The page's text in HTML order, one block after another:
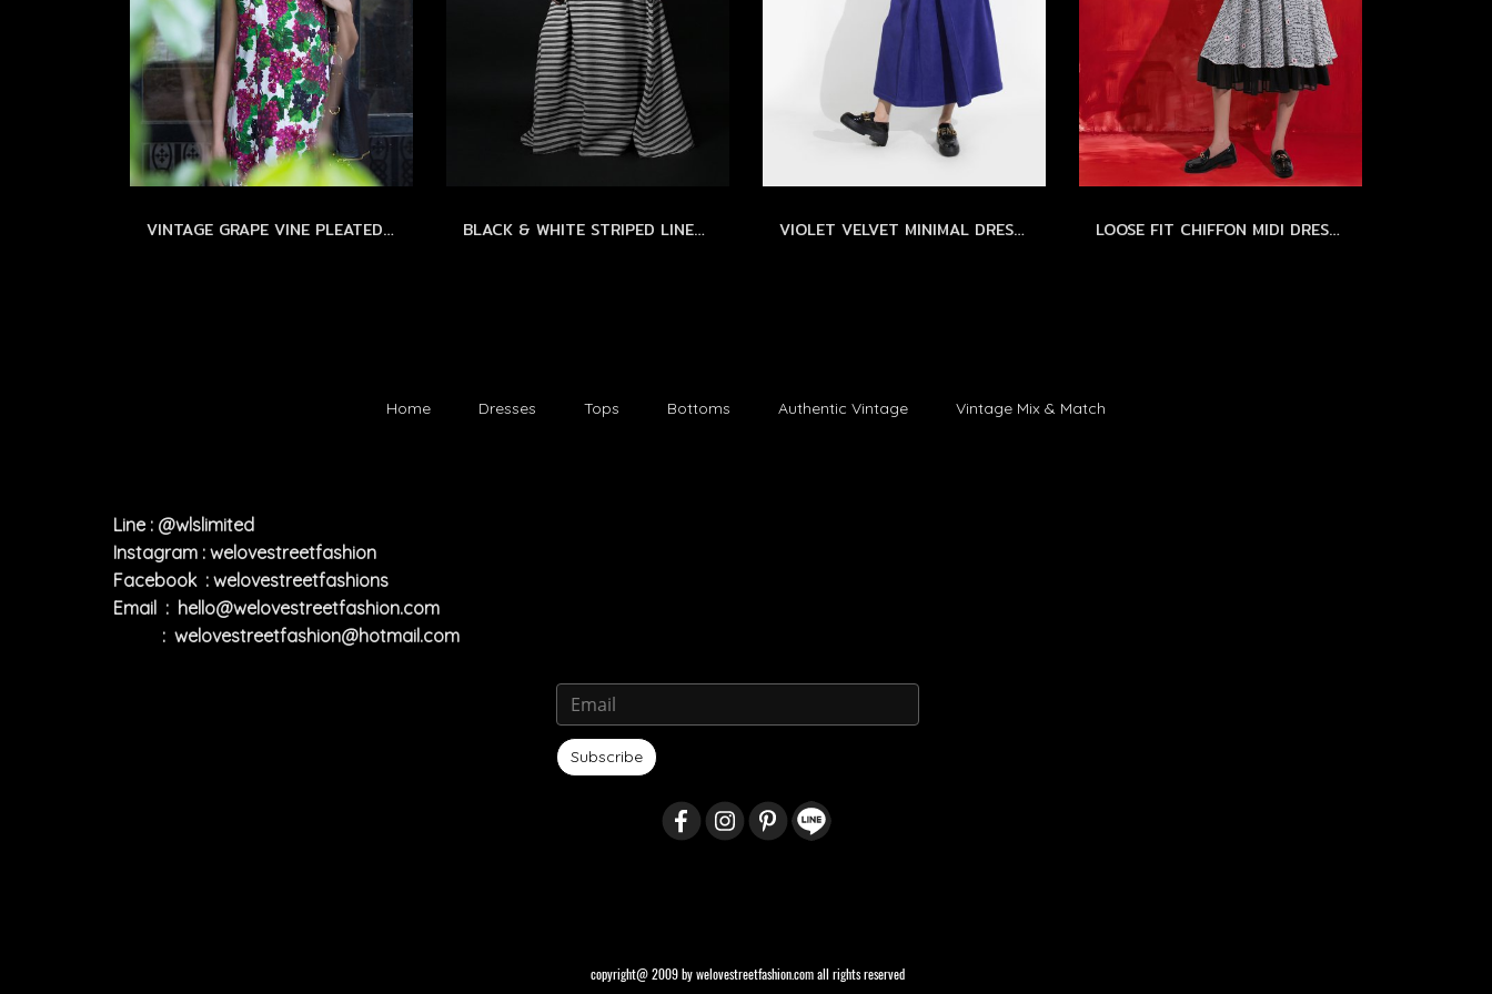
VINTAGE GRAPE VINE PLEATED DRESS by WLS LIMITED EDITION - SIZEM BLACK & WHITE STRIPED LINEN MAXI DRESS by WLS - แม็กซี่เดรสลินิน ลายทางขาว-ดำ VIOLET VELVET MINIMAL DRESS by WLS - เดรสผ้าสักกะหลาดเนื้อสัมผัสกำมะหยี่ สีม่วง LOOSE FIT CHIFFON MIDI DRESS with FLORAL EMBROIDERY - เดรสทรงหลวม ผ้าชีฟองปักลายดอกไม้ แขนบอลลูน กระโปรงระบาย 2 ชั้น
Home Dresses Tops Bottoms Authentic Vintage Vintage Mix & Match
Line : @wlslimited
Instagram : welovestreetfashion
Facebook : welovestreetfashions
Email : hello@welovestreetfashion.com
: welovestreetfashion@hotmail.com
Subscribe
copyright@ 2009 by welovestreetfashion.com all rights reserved